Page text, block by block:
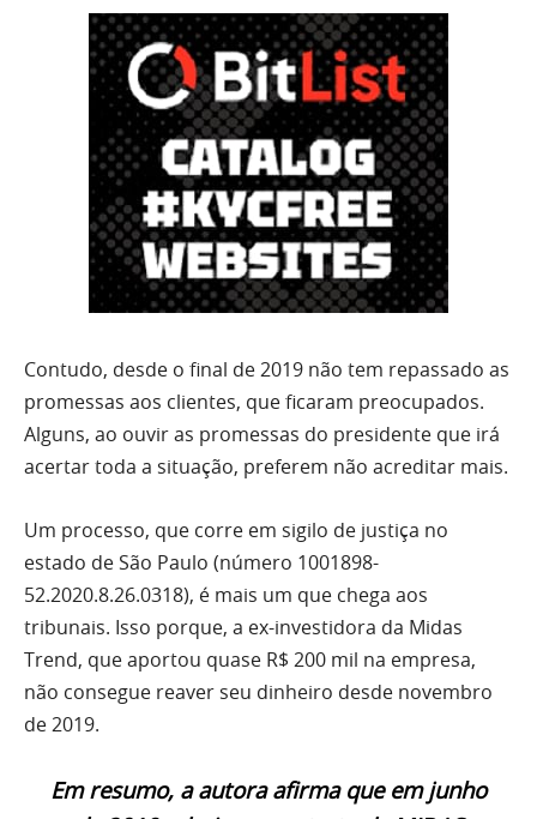
Contudo, desde o final de 2019 não tem repassado as
promessas aos clientes, que ficaram preocupados.
Alguns, ao ouvir as promessas do presidente que irá
acertar toda a situação, preferem não acreditar mais.
Um processo, que corre em sigilo de justiça no
estado de São Paulo (número 1001898-
52.2020.8.26.0318), é mais um que chega aos
tribunais. Isso porque, a ex-investidora da Midas
Trend, que aportou quase R$ 200 mil na empresa,
não consegue reaver seu dinheiro desde novembro
de 2019.
Em resumo, a autora afirma que em junho